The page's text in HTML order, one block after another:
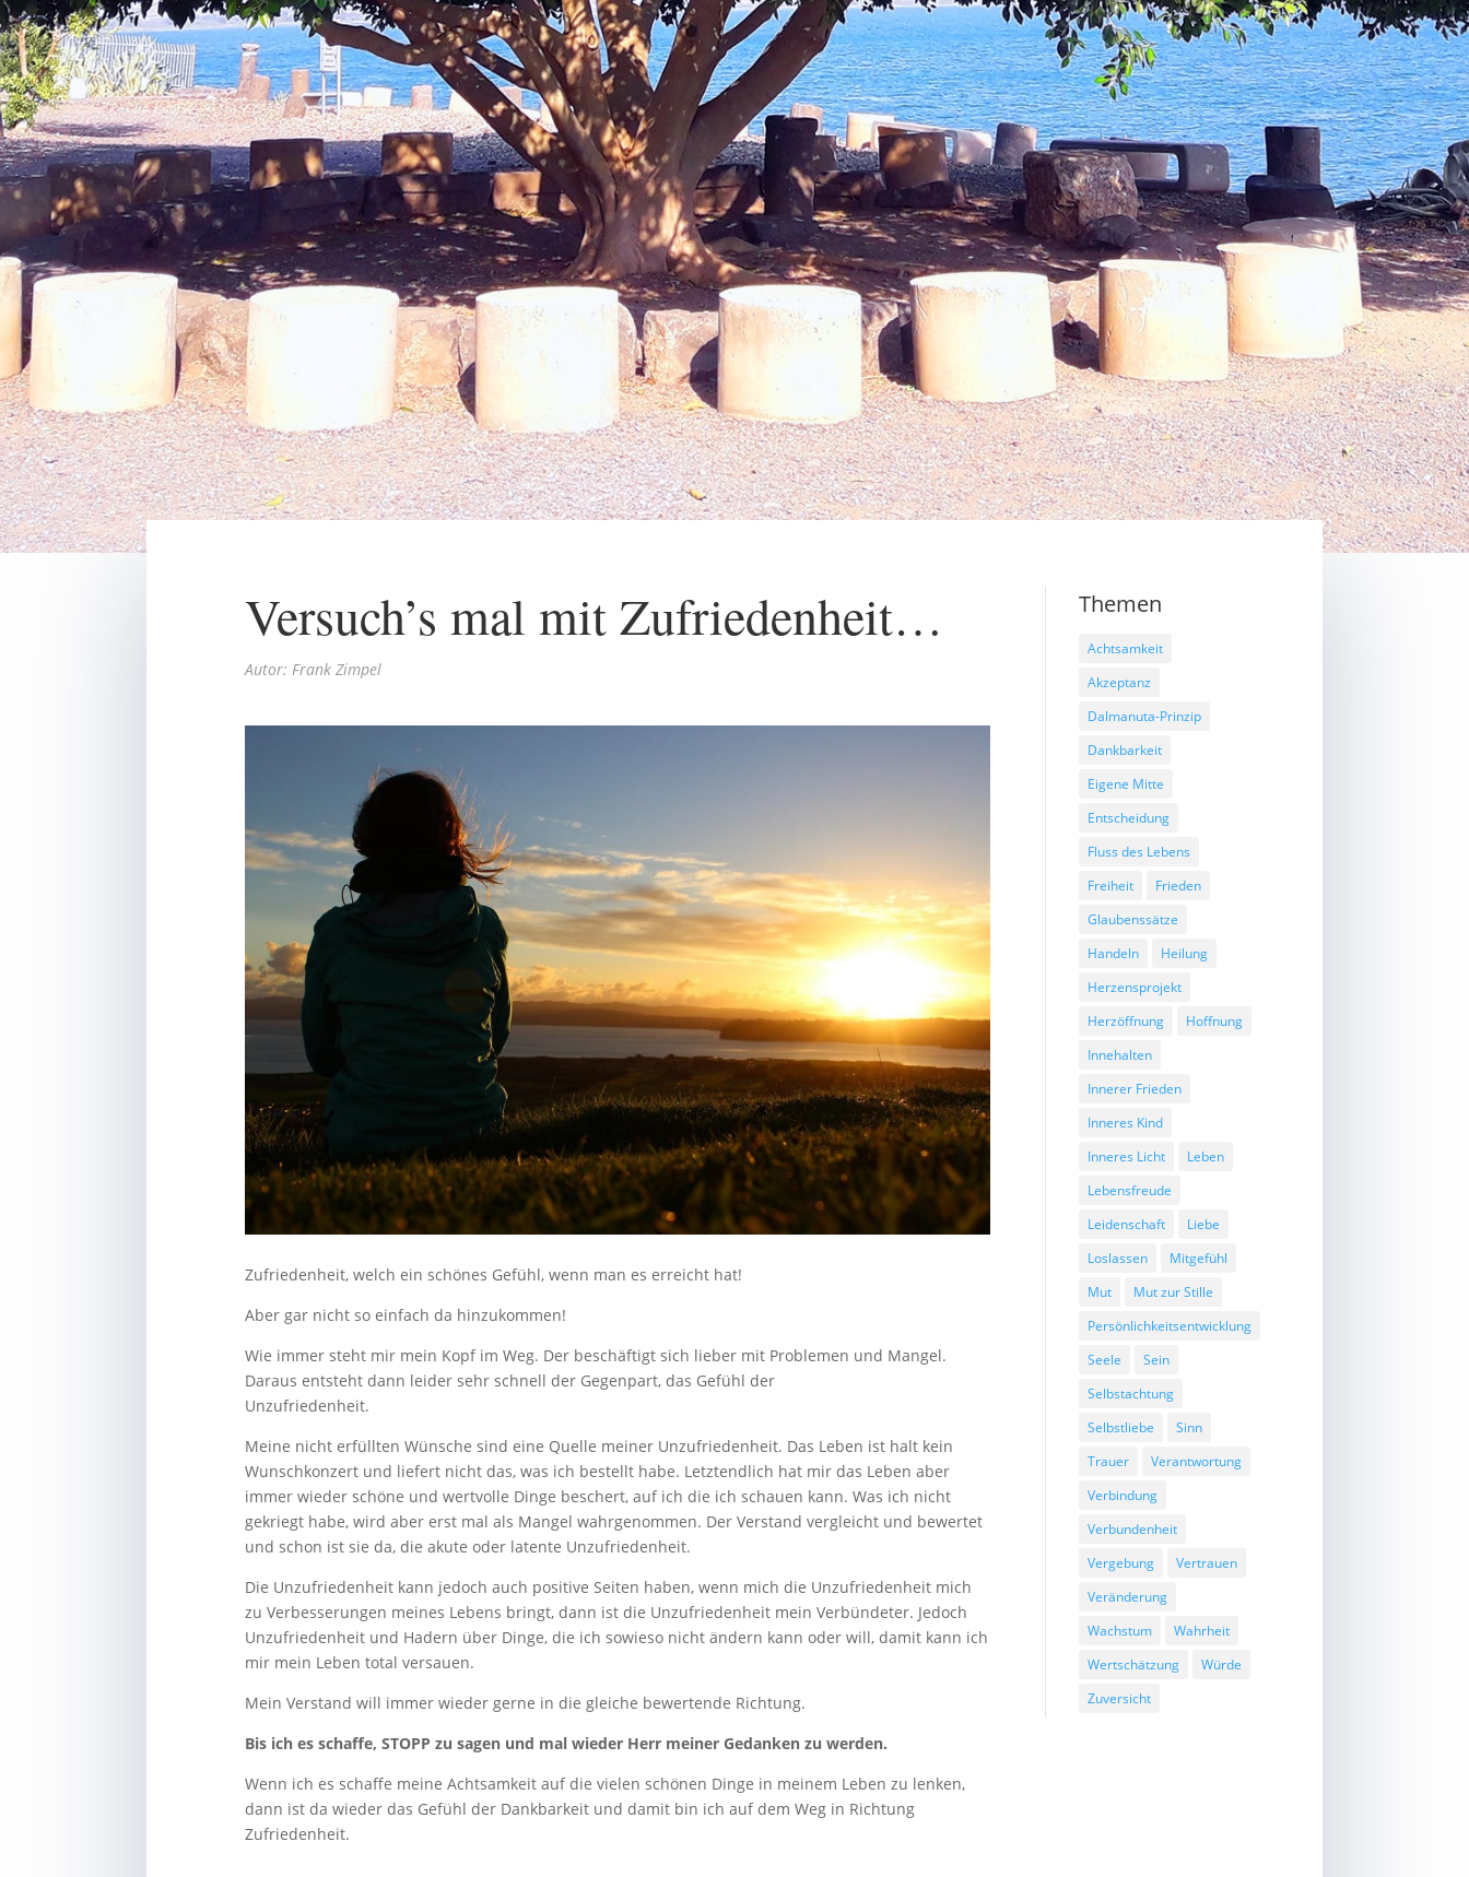
Versuch’s mal mit Zufriedenheit…
Autor: Frank Zimpel
Zufriedenheit, welch ein schönes Gefühl, wenn man es erreicht hat!
Aber gar nicht so einfach da hinzukommen!
Wie immer steht mir mein Kopf im Weg. Der beschäftigt sich lieber mit Problemen und Mangel.
Daraus entsteht dann leider sehr schnell der Gegenpart, das Gefühl der
Unzufriedenheit.
Meine nicht erfüllten Wünsche sind eine Quelle meiner Unzufriedenheit. Das Leben ist halt kein
Wunschkonzert und liefert nicht das, was ich bestellt habe. Letztendlich hat mir das Leben aber
immer wieder schöne und wertvolle Dinge beschert, auf ich die ich schauen kann.Was ich nicht
gekriegt habe, wird aber erst mal als Mangel wahrgenommen. Der Verstandvergleicht und bewertet
und schon ist sie da, die akute oder latente Unzufriedenheit.
Die Unzufriedenheit kann jedoch auch positive Seiten haben, wenn mich die Unzufriedenheit mich
zu Verbesserungen meines Lebens bringt, dann ist die Unzufriedenheit meinVerbündeter. Jedoch
Unzufriedenheit und Hadern über Dinge, die ich sowieso nicht ändern kann oder will, damit kann ich
mir mein Leben total versauen.
Mein Verstand will immer wieder gerne in die gleiche bewertende Richtung.
Bis ich es schaffe, STOPP zu sagen und mal wieder Herr meiner Gedanken zu werden.
Wenn ich es schaffe meine Achtsamkeit auf die vielen schönen Dinge in meinem Leben zu lenken,
dann ist da wieder das Gefühl der Dankbarkeit und damit bin ich auf dem Weg in Richtung
Zufriedenheit.
Themen
Achtsamkeit
Akzeptanz
Dalmanuta-Prinzip
Dankbarkeit
Eigene Mitte
Entscheidung
Fluss des Lebens
Freiheit
Frieden
Glaubenssätze
Handeln
Heilung
Herzensprojekt
Herzöffnung
Hoffnung
Innehalten
Innerer Frieden
Inneres Kind
Inneres Licht
Leben
Lebensfreude
Leidenschaft
Liebe
Loslassen
Mitgefühl
Mut
Mut zur Stille
Persönlichkeitsentwicklung
Seele
Sein
Selbstachtung
Selbstliebe
Sinn
Trauer
Verantwortung
Verbindung
Verbundenheit
Vergebung
Vertrauen
Veränderung
Wachstum
Wahrheit
Wertschätzung
Würde
Zuversicht